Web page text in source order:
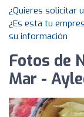
¿Quieres solicitar
¿Es esta tu
su información
Fotos de
Mar -